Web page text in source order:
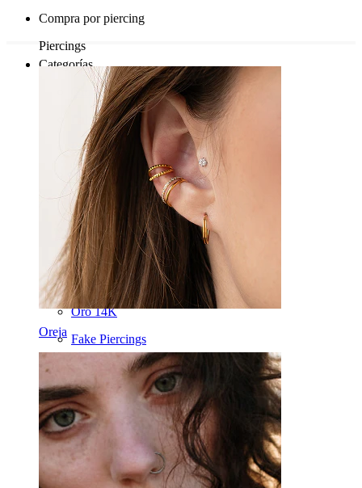
Compra por piercing
Piercings
Oreja
Categorías
Ombligo
Labio
Pezón
Industrial
Dermales
Helix
Oreja
Septum
Oro 14K
Fake Piercings
Lengua
Nariz
Tragus
Barras